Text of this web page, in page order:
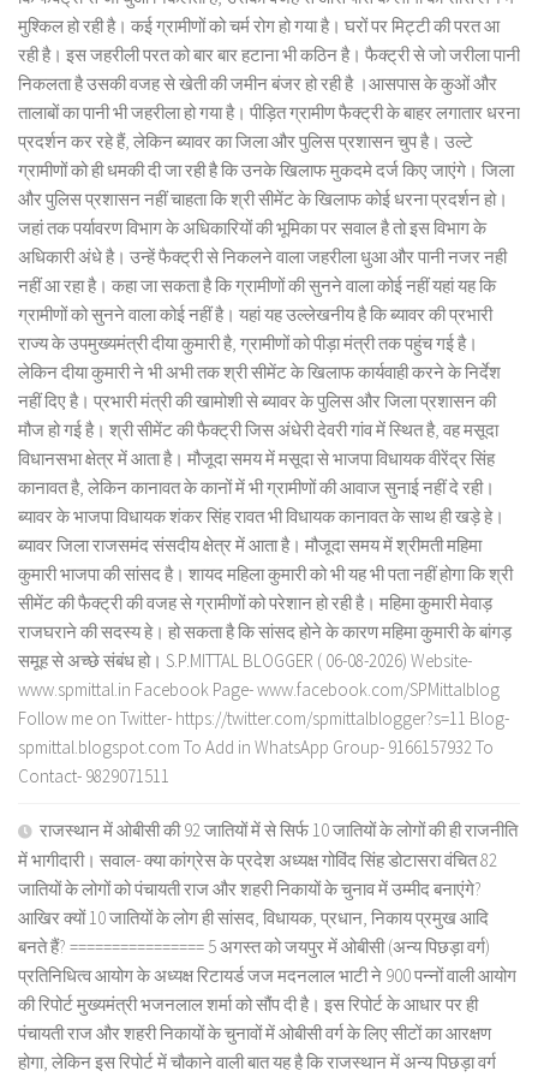
मुश्किल हो रही है। कई ग्रामीणों को चर्म रोग हो गया है। घरों पर मिट्टी की परत आ
रही है। इस जहरीली परत को बार बार हटाना भी कठिन है। फैक्ट्री से जो जरीला पानी
निकलता है उसकी वजह से खेती की जमीन बंजर हो रही है ।आसपास के कुओं और
तालाबों का पानी भी जहरीला हो गया है। पीड़ित ग्रामीण फैक्ट्री के बाहर लगातार धरना
प्रदर्शन कर रहे हैं, लेकिन ब्यावर का जिला और पुलिस प्रशासन चुप है। उल्टे
ग्रामीणों को ही धमकी दी जा रही है कि उनके खिलाफ मुकदमे दर्ज किए जाएंगे। जिला
और पुलिस प्रशासन नहीं चाहता कि श्री सीमेंट के खिलाफ कोई धरना प्रदर्शन हो।
जहां तक पर्यावरण विभाग के अधिकारियों की भूमिका पर सवाल है तो इस विभाग के
अधिकारी अंधे है। उन्हें फैक्ट्री से निकलने वाला जहरीला धुआ और पानी नजर नही
नहीं आ रहा है। कहा जा सकता है कि ग्रामीणों की सुनने वाला कोई नहीं यहां यह कि
ग्रामीणों को सुनने वाला कोई नहीं है। यहां यह उल्लेखनीय है कि ब्यावर की प्रभारी
राज्य के उपमुख्यमंत्री दीया कुमारी है, ग्रामीणों को पीड़ा मंत्री तक पहुंच गई है।
लेकिन दीया कुमारी ने भी अभी तक श्री सीमेंट के खिलाफ कार्यवाही करने के निर्देश
नहीं दिए है। प्रभारी मंत्री की खामोशी से ब्यावर के पुलिस और जिला प्रशासन की
मौज हो गई है। श्री सीमेंट की फैक्ट्री जिस अंधेरी देवरी गांव में स्थित है, वह मसूदा
विधानसभा क्षेत्र में आता है। मौजूदा समय में मसूदा से भाजपा विधायक वीरेंद्र सिंह
कानावत है, लेकिन कानावत के कानों में भी ग्रामीणों की आवाज सुनाई नहीं दे रही।
ब्यावर के भाजपा विधायक शंकर सिंह रावत भी विधायक कानावत के साथ ही खड़े हे।
ब्यावर जिला राजसमंद संसदीय क्षेत्र में आता है। मौजूदा समय में श्रीमती महिमा
कुमारी भाजपा की सांसद है। शायद महिला कुमारी को भी यह भी पता नहीं होगा कि श्री
सीमेंट की फैक्ट्री की वजह से ग्रामीणों को परेशान हो रही है। महिमा कुमारी मेवाड़
राजघराने की सदस्य हे। हो सकता है कि सांसद होने के कारण महिमा कुमारी के बांगड़
समूह से अच्छे संबंध हो। S.P.MITTAL BLOGGER ( 06-08-2026) Website-
www.spmittal.in Facebook Page- www.facebook.com/SPMittalblog
Follow me on Twitter- https://twitter.com/spmittalblogger?s=11 Blog-
spmittal.blogspot.com To Add in WhatsApp Group- 9166157932 To
Contact- 9829071511
राजस्थान में ओबीसी की 92 जातियों में से सिर्फ 10 जातियों के लोगों की ही राजनीति
में भागीदारी। सवाल- क्या कांग्रेस के प्रदेश अध्यक्ष गोविंद सिंह डोटासरा वंचित 82
जातियों के लोगों को पंचायती राज और शहरी निकायों के चुनाव में उम्मीद बनाएंगे?
आखिर क्यों 10 जातियों के लोग ही सांसद, विधायक, प्रधान, निकाय प्रमुख आदि
बनते हैं? ================ 5 अगस्त को जयपुर में ओबीसी (अन्य पिछड़ा वर्ग)
प्रतिनिधित्व आयोग के अध्यक्ष रिटायर्ड जज मदनलाल भाटी ने 900 पन्नों वाली आयोग
की रिपोर्ट मुख्यमंत्री भजनलाल शर्मा को सौंप दी है। इस रिपोर्ट के आधार पर ही
पंचायती राज और शहरी निकायों के चुनावों में ओबीसी वर्ग के लिए सीटों का आरक्षण
होगा, लेकिन इस रिपोर्ट में चौकाने वाली बात यह है कि राजस्थान में अन्य पिछड़ा वर्ग